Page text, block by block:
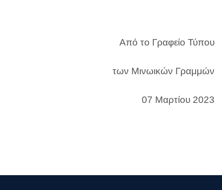
Από το Γραφείο Τύπου
των Μινωικών Γραμμών
07 Μαρτίου 2023